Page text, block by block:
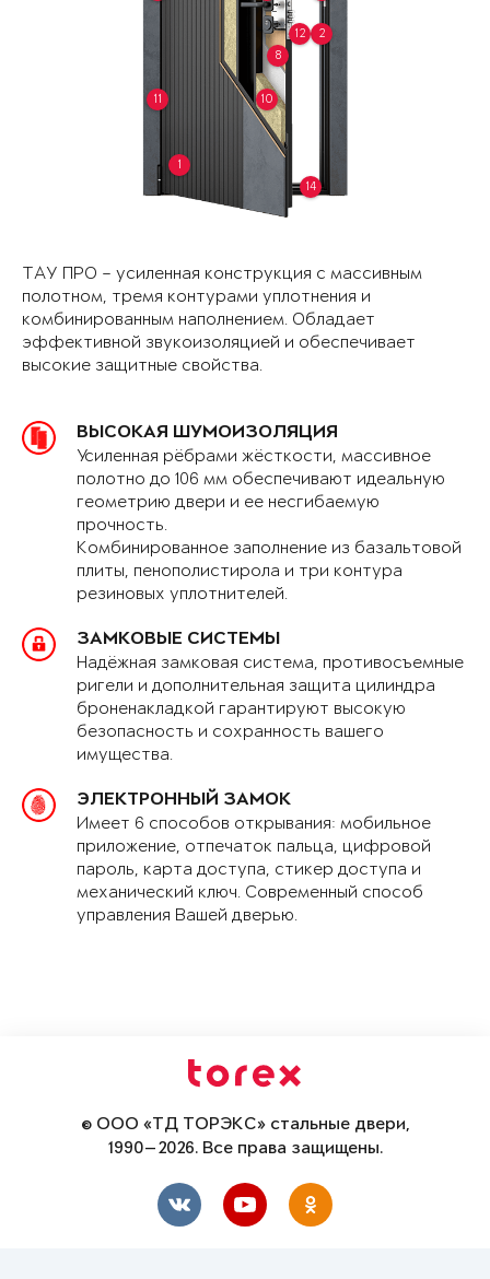
1
2
8
10
11
12
14
ТАУ ПРО – усиленная конструкция с массивным
полотном, тремя контурами уплотнения и
комбинированным наполнением. Обладает
эффективной звукоизоляцией и обеспечивает
высокие защитные свойства.
ВЫСОКАЯ ШУМОИЗОЛЯЦИЯ
Усиленная рёбрами жёсткости, массивное
полотно до 106 мм обеспечивают идеальную
геометрию двери и ее несгибаемую
прочность.
Комбинированное заполнение из базальтовой
плиты, пенополистирола и три контура
резиновых уплотнителей.
ЗАМКОВЫЕ СИСТЕМЫ
Надёжная замковая система, противосъемные
ригели и дополнительная защита цилиндра
броненакладкой гарантируют высокую
безопасность и сохранность вашего
имущества.
ЭЛЕКТРОННЫЙ ЗАМОК
Имеет 6 способов открывания: мобильное
приложение, отпечаток пальца, цифровой
пароль, карта доступа, стикер доступа и
механический ключ. Современный способ
управления Вашей дверью.
© ООО «ТД ТОРЭКС» стальные двери,
1990—2026. Все права защищены.